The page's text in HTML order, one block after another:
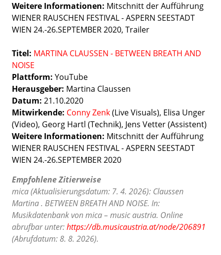
Weitere Informationen: Mitschnitt der Aufführung
WIENER RAUSCHEN FESTIVAL - ASPERN SEESTADT
WIEN 24.-26.SEPTEMBER 2020, Trailer
Titel: MARTINA CLAUSSEN - BETWEEN BREATH AND
NOISE
Plattform: YouTube
Herausgeber: Martina Claussen
Datum: 21.10.2020
Mitwirkende: Conny Zenk(Live Visuals), Elisa Unger
(Video), Georg Hartl (Technik), Jens Vetter (Assistent)
Weitere Informationen: Mitschnitt der Aufführung
WIENER RAUSCHEN FESTIVAL - ASPERN SEESTADT
WIEN 24.-26.SEPTEMBER 2020
Empfohlene Zitierweise
mica (Aktualisierungsdatum: 7. 4. 2026): Claussen
Martina . BETWEEN BREATH AND NOISE. In:
Musikdatenbank von mica – music austria. Online
abrufbar unter:https://db.musicaustria.at/node/206891
(Abrufdatum: 8. 8. 2026).